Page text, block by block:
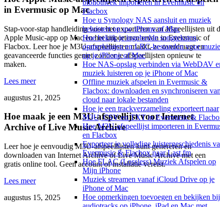
bibliotheek importeren in Evermusic en
Flacbox
Hoe u Synology NAS aansluit en muziek
beluistert op uw iPhone of Mac
Hoe bekijk je ingebedde songteksten,
opmerkingen en LRC-bestanden voor
op je iPhone of Mac
Hoe NAS-opslag verbinden via WebDAV
muziek luisteren op je iPhone of Mac
Offline muziek afspelen in Evermusic &
Flacbox: downloaden en synchroniseren
cloud naar lokale bestanden
Hoe je een trackverzameling exporteert naar
M3U, CSV en TXT in Evermusic &
Hoe M3U-afspeellijst importeren in
en Flacbox
Exporteer je volledige luistergeschiedenis
Evermusic & Flacbox naar Last.fm
Hoe FLAC (Lossless) Muziek Afspelen op
Mijn iPhone
Muziek streamen vanaf iCloud Drive op je
iPhone of Mac
Hoe opmerkingen toevoegen en bekijken
in Evermusic op Mac
Stap-voor-stap handleiding voor het exporteren van afspeellijsten uit
Apple Music-app op Mac en het importeren ervan in Evermusic of
Flacbox. Leer hoe je M3U-afspeellijsten maakt, ze overdraagt en
geavanceerde functies geniet zonder je afspeellijsten opnieuw te
maken.
Lees meer
augustus 21, 2025
Hoe maak je een M3U-afspeellijst voor Internet
Archive of Live Music Archive
Leer hoe je eenvoudig M3U-afspeellijsten kunt genereren en
downloaden van Internet Archive of Live Music Archive met een
gratis online tool. Geen account of installatie vereist.
Lees meer
augustus 15, 2025